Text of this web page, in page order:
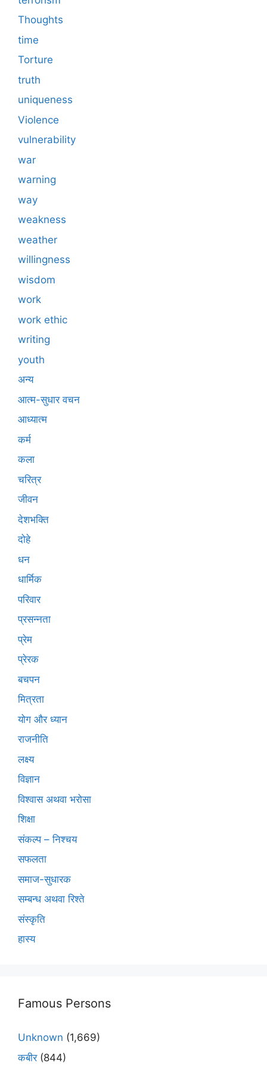
Thoughts
time
Torture
truth
uniqueness
Violence
vulnerability
war
warning
way
weakness
weather
willingness
wisdom
work
work ethic
writing
youth
अन्य
आत्म-सुधार वचन
आध्यात्म
कर्म
कला
चरित्र
जीवन
देशभक्ति
दोहे
धन
धार्मिक
परिवार
प्रसन्नता
प्रेम
प्रेरक
बचपन
मित्रता
योग और ध्यान
राजनीति
लक्ष्य
विज्ञान
विश्वास अथवा भरोसा
शिक्षा
संकल्प – निश्चय
सफलता
समाज-सुधारक
सम्बन्ध अथवा रिश्ते
संस्कृति
हास्य
Famous Persons
Unknown (1,669)
कबीर(844)